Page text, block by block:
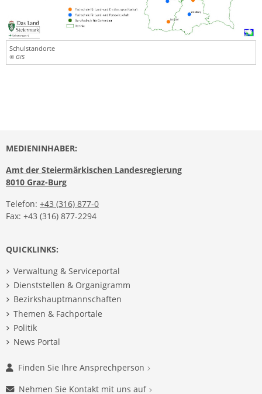
Schulstandorte
© GIS
MEDIENINHABER:
Amt der Steiermärkischen Landesregierung
8010 Graz-Burg
Telefon: +43 (316) 877-0
Fax: +43 (316) 877-2294
QUICKLINKS:
Verwaltung & Serviceportal
Dienststellen & Organigramm
Bezirkshauptmannschaften
Themen & Fachportale
Politik
News Portal
Finden Sie Ihre Ansprechperson
Nehmen Sie Kontakt mit uns auf